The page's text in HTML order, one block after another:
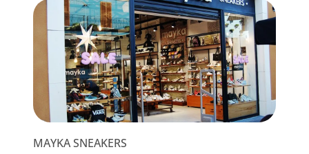
MAYKA SNEAKERS